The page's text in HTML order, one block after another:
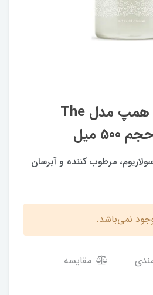
شامپو سولاریوم همپ مدل The
مرطوب کننده و آبرسان
نمی‌باشد.
مقایسه